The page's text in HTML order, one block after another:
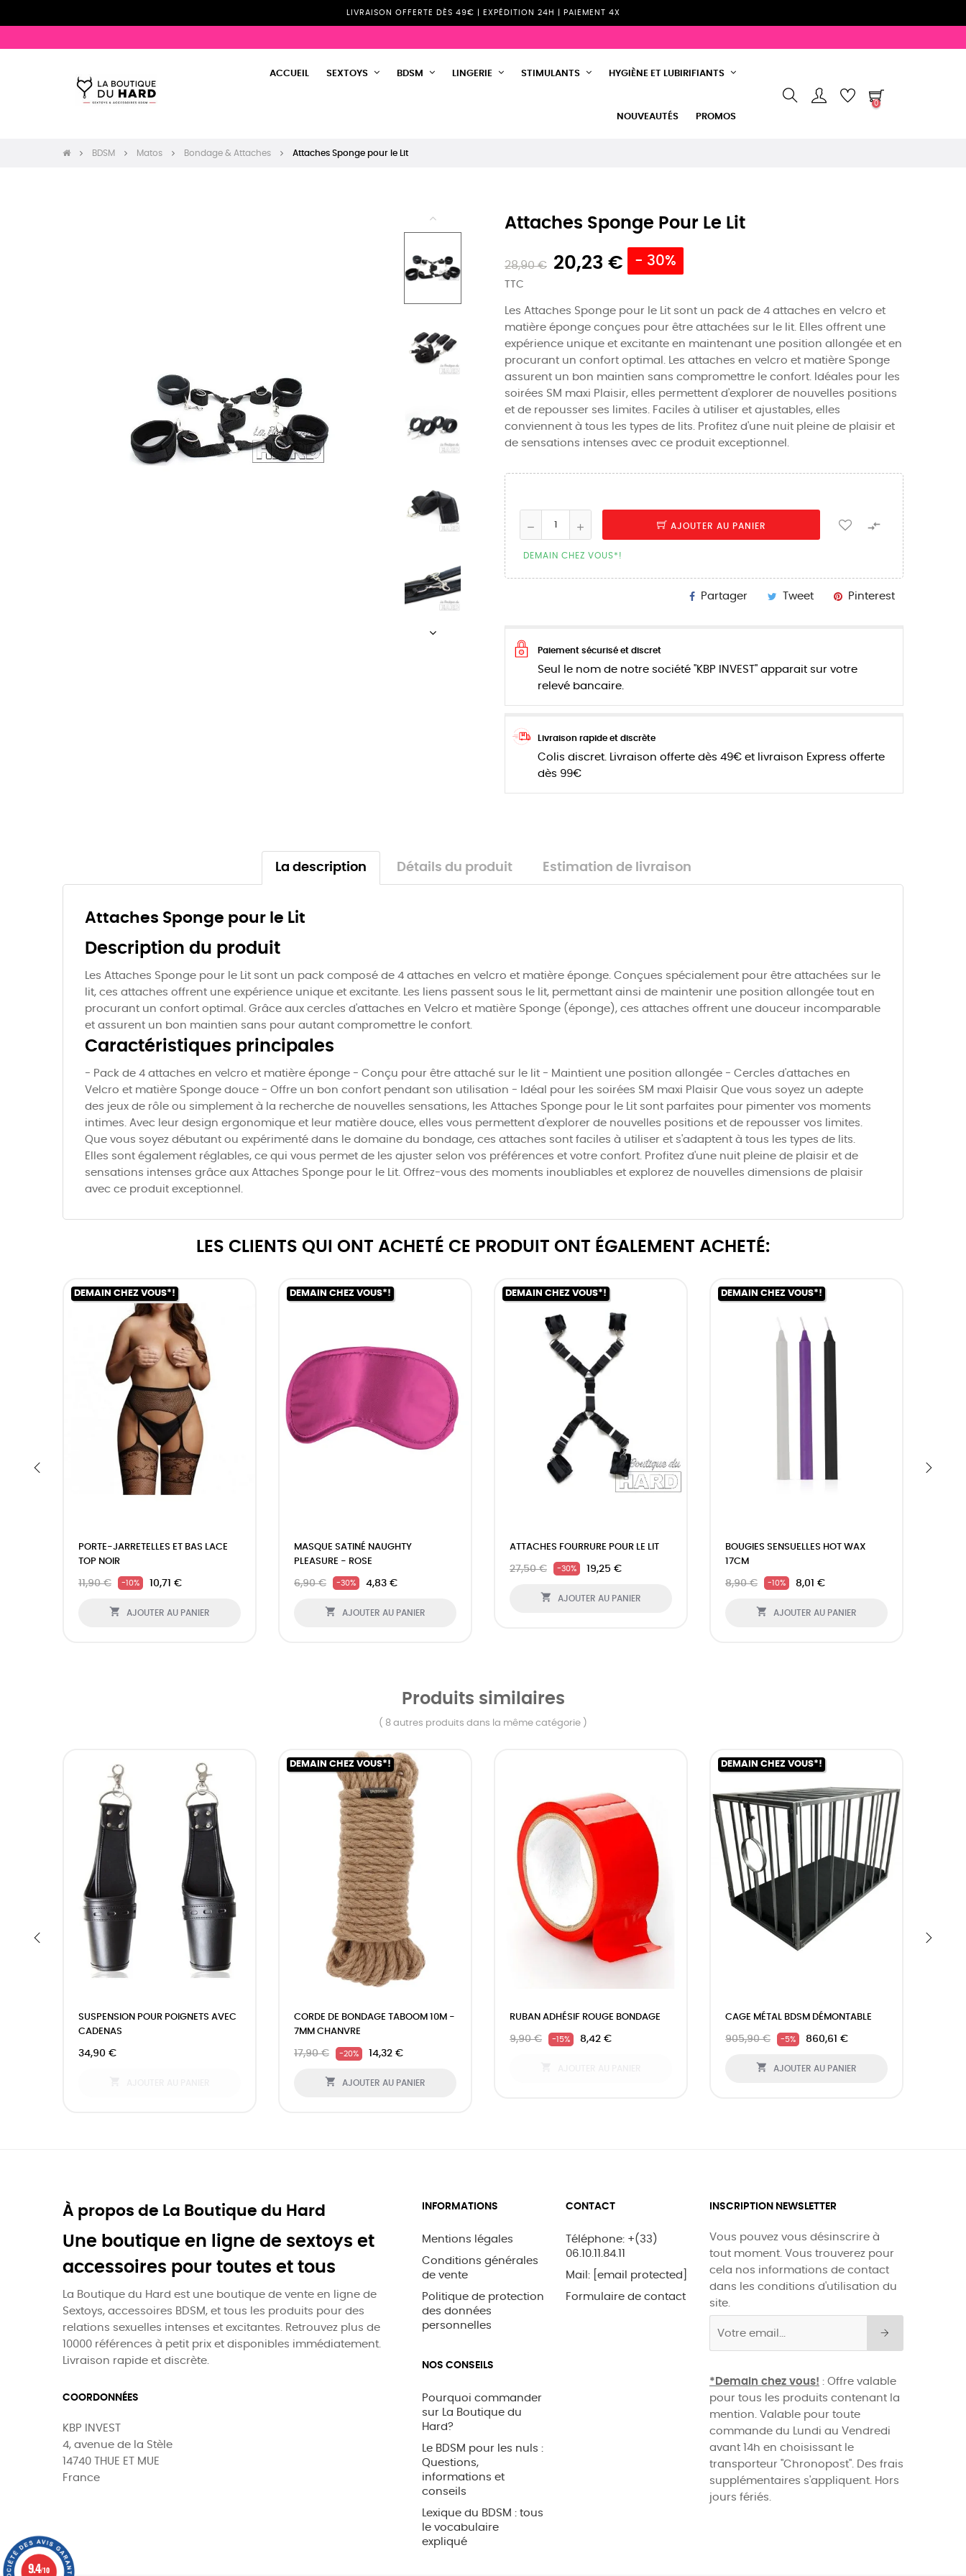
LIVRAISON OFFERTE DÈS 49€ | EXPÉDITION 24H | PAIEMENT 4X
ACCUEIL SEXTOYS BDSM LINGERIE STIMULANTS HYGIÈNE ET LUBIRIFIANTS
NOUVEAUTÉS PROMOS
0
BDSM Matos Bondage & Attaches Attaches Sponge pour le Lit
Attaches Sponge Pour Le Lit
28,90 € 20,23 € - 30%
TTC
Les Attaches Sponge pour le Lit sont un pack de 4 attaches en velcro et
matière éponge conçues pour être attachées sur le lit. Elles offrent une
expérience unique et excitante en maintenant une position allongée et en
procurant un confort optimal. Les attaches en velcro et matière Sponge
assurent un bon maintien sans compromettre le confort. Idéales pour les
soirées SM maxi Plaisir, elles permettent d'explorer de nouvelles positions
et de repousser ses limites. Faciles à utiliser et ajustables, elles
conviennent à tous les types de lits. Profitez d'une nuit pleine de plaisir et
de sensations intenses avec ce produit exceptionnel.
AJOUTER AU PANIER 
DEMAIN CHEZ VOUS*!
Partager Tweet Pinterest
Paiement sécurisé et discret
Seul le nom de notre société "KBP INVEST" apparait sur votre
relevé bancaire.
Livraison rapide et discrète
Colis discret. Livraison offerte dès 49€ et livraison Express offerte
dès 99€
La description Détails du produit Estimation de livraison
Attaches Sponge pour le Lit
Description du produit
Les Attaches Sponge pour le Lit sont un pack composé de 4 attaches en velcro et matière éponge. Conçues spécialement pour être attachées sur le
lit, ces attaches offrent une expérience unique et excitante. Les liens passent sous le lit, permettant ainsi de maintenir une position allongée tout en
procurant un confort optimal. Grâce aux cercles d'attaches en Velcro et matière Sponge (éponge), ces attaches offrent une douceur incomparable
et assurent un bon maintien sans pour autant compromettre le confort.
Caractéristiques principales
- Pack de 4 attaches en velcro et matière éponge - Conçu pour être attaché sur le lit - Maintient une position allongée - Cercles d'attaches en
Velcro et matière Sponge douce - Offre un bon confort pendant son utilisation - Idéal pour les soirées SM maxi Plaisir Que vous soyez un adepte
des jeux de rôle ou simplement à la recherche de nouvelles sensations, les Attaches Sponge pour le Lit sont parfaites pour pimenter vos moments
intimes. Avec leur design ergonomique et leur matière douce, elles vous permettent d'explorer de nouvelles positions et de repousser vos limites.
Que vous soyez débutant ou expérimenté dans le domaine du bondage, ces attaches sont faciles à utiliser et s'adaptent à tous les types de lits.
Elles sont également réglables, ce qui vous permet de les ajuster selon vos préférences et votre confort. Profitez d'une nuit pleine de plaisir et de
sensations intenses grâce aux Attaches Sponge pour le Lit. Offrez-vous des moments inoubliables et explorez de nouvelles dimensions de plaisir
avec ce produit exceptionnel.
LES CLIENTS QUI ONT ACHETÉ CE PRODUIT ONT ÉGALEMENT ACHETÉ:
DEMAIN CHEZ VOUS*!
PORTE-JARRETELLES ET BAS LACE
TOP NOIR
11,90 € -10% 10,71 €
 AJOUTER AU PANIER
DEMAIN CHEZ VOUS*!
MASQUE SATINÉ NAUGHTY
PLEASURE - ROSE
6,90 € -30% 4,83 €
 AJOUTER AU PANIER
DEMAIN CHEZ VOUS*!
ATTACHES FOURRURE POUR LE LIT
27,50 € -30% 19,25 €
 AJOUTER AU PANIER
DEMAIN CHEZ VOUS*!
BOUGIES SENSUELLES HOT WAX
17CM
8,90 € -10% 8,01 €
 AJOUTER AU PANIER
Produits similaires
( 8 autres produits dans la même catégorie )
SUSPENSION POUR POIGNETS AVEC
CADENAS
34,90 €
DEMAIN CHEZ VOUS*!
CORDE DE BONDAGE TABOOM 10M -
7MM CHANVRE
17,90 € -20% 14,32 €
 AJOUTER AU PANIER
RUBAN ADHÉSIF ROUGE BONDAGE
9,90 € -15% 8,42 €
DEMAIN CHEZ VOUS*!
CAGE MÉTAL BDSM DÉMONTABLE
905,90 € -5% 860,61 €
 AJOUTER AU PANIER
À propos de La Boutique du Hard
Une boutique en ligne de sextoys et
accessoires pour toutes et tous
La Boutique du Hard est une boutique de vente en ligne de
Sextoys, accessoires BDSM, et tous les produits pour des
relations sexuelles intenses et excitantes. Retrouvez plus de
10000 références à petit prix et disponibles immédiatement.
Livraison rapide et discrète.
COORDONNÉES
KBP INVEST
4, avenue de la Stèle
14740 THUE ET MUE
France
INFORMATIONS
Mentions légales
Conditions générales
de vente
Politique de protection
des données
personnelles
NOS CONSEILS
Pourquoi commander
sur La Boutique du
Hard?
Le BDSM pour les nuls :
Questions,
informations et
conseils
Lexique du BDSM : tous
le vocabulaire
expliqué
CONTACT
Téléphone: +(33)
06.10.11.84.11
Mail:
[email protected]
Formulaire de contact
INSCRIPTION NEWSLETTER
Vous pouvez vous désinscrire à
tout moment. Vous trouverez pour
cela nos informations de contact
dans les conditions d'utilisation du
site.
*Demain chez vous! : Offre valable
pour tous les produits contenant la
mention. Valable pour toute
commande du Lundi au Vendredi
avant 14h en choisissant le
transporteur "Chronopost". Des frais
supplémentaires s'appliquent. Hors
jours fériés.
0
9.4/10